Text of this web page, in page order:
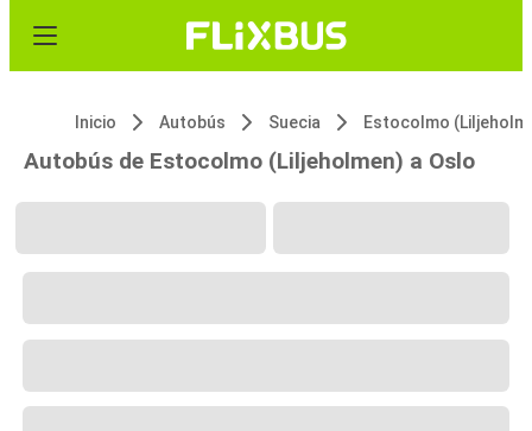
Inicio Autobús Suecia
Autobús de Estocolmo (Liljeholmen) a Oslo